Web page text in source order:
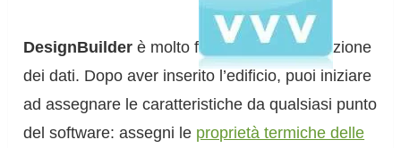
DesignBuilder è molto flessibile nell’inputazione
dei dati. Dopo aver inserito l’edificio, puoi iniziare
ad assegnare le caratteristiche da qualsiasi punto
del software: assegni le proprietà termiche delle